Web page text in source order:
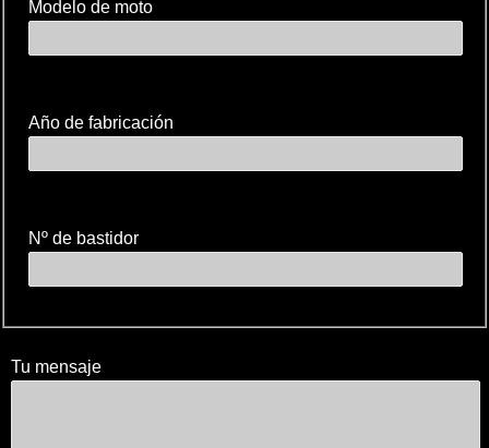
Modelo de moto
Año de fabricación
Nº de bastidor
Tu mensaje